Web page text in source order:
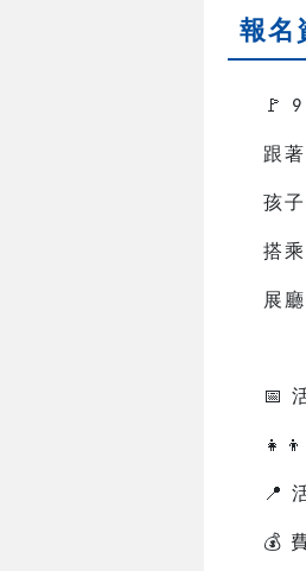
報名
🚩 9
跟
孩
搭
展
📅
👧👦
📍
💰